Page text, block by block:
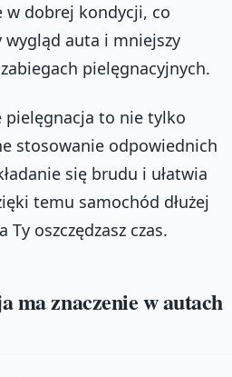
w dobrej kondycji, co
wygląd auta i mniejszy
pielęgnacyjnych.
pielęgnacja to nie tylko
stosowanie odpowiednich
się brudu i ułatwia
temu samochód dłużej
oszczędzasz czas.
ma znaczenie w autach